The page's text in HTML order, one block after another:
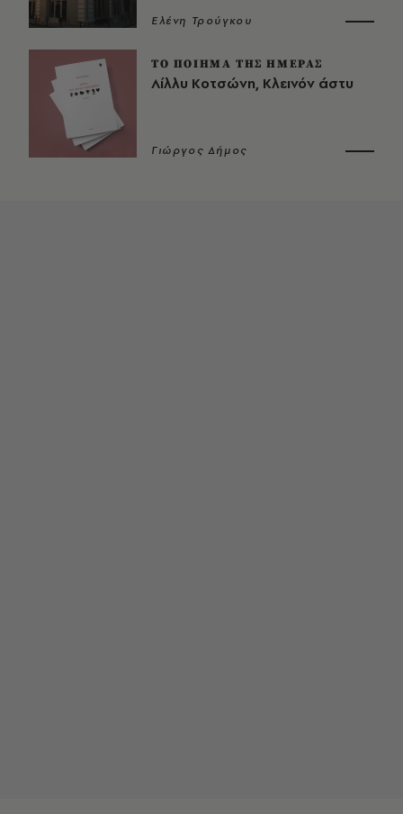
Ελένη Τρούγκου
ΤΟ ΠΟΙΗΜΑ ΤΗΣ ΗΜΕΡΑΣ
Λίλλυ Κοτσώνη, Κλεινόν άστυ
Γιώργος Δήμος